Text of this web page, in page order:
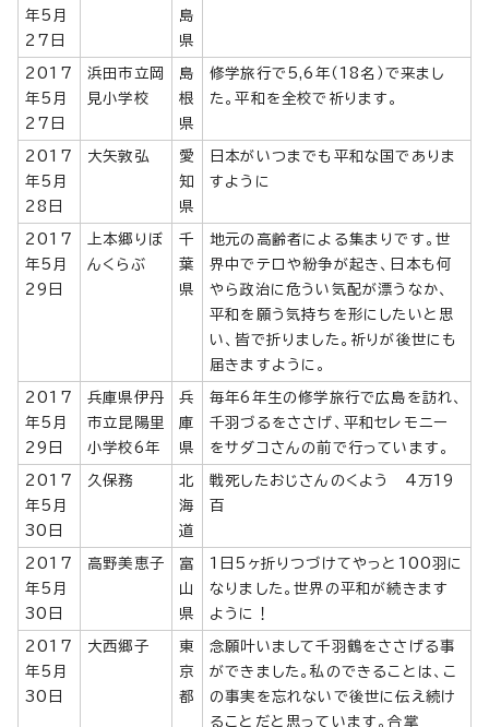
年5月
27日
島
県
2017
年5月
27日
浜田市立岡
見小学校
島
根
県
修学旅行で5,6年（18名）で来まし
た。平和を全校で祈ります。
2017
年5月
28日
大矢敦弘
愛
知
県
日本がいつまでも平和な国でありま
すように
2017
年5月
29日
上本郷りぼ
んくらぶ
千
葉
県
地元の高齢者による集まりです。世
界中でテロや紛争が起き、日本も何
やら政治に危うい気配が漂うなか、
平和を願う気持ちを形にしたいと思
い、皆で折りました。祈りが後世にも
届きますように。
2017
年5月
29日
兵庫県伊丹
市立昆陽里
小学校6年
兵
庫
県
毎年6年生の修学旅行で広島を訪れ、
千羽づるをささげ、平和セレモニー
をサダコさんの前で行っています。
2017
年5月
30日
久保務
北
海
道
戦死したおじさんのくよう 4万19
百
2017
年5月
30日
高野美恵子
富
山
県
1日5ヶ折りつづけてやっと100羽に
なりました。世界の平和が続きます
ように！
2017
年5月
30日
大西郷子
東
京
都
念願叶いまして千羽鶴をささげる事
ができました。私のできることは、こ
の事実を忘れないで後世に伝え続け
ることだと思っています。合掌